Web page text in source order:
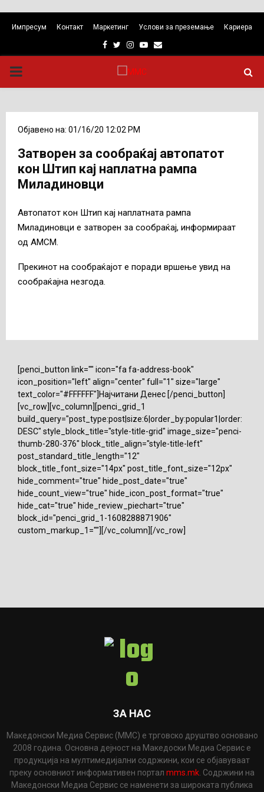
Импресум Контакт Маркетинг Услови за преземање Кариера
Facebook
TwitterInstagram
Youtube
Email
PRIMARY
Објавено на: 01/16/20 12:02 PM
Затворен за сообраќај автопатот
кон Штип кај наплатна рампа
Миладиновци
Автопатот кон Штип кај наплатната рампа
Миладиновци е затворен за сообраќај, информираат
од АМСМ.
Прекинот на сообраќајот е поради вршење увид на
сообраќајна незгода.
[penci_button link="" icon="fa fa-address-book"
icon_position="left" align="center" full="1" size="large"
text_color="#FFFFFF"]Најчитани Денес [/penci_button]
[vc_row][vc_column][penci_grid_1
build_query="post_type:post|size:6|order_by:popular1|order:
DESC" style_block_title="style-title-grid" image_size="penci-
thumb-280-376" block_title_align="style-title-left"
post_standard_title_length="12"
block_title_font_size="14px" post_title_font_size="12px"
hide_comment="true" hide_post_date="true"
hide_count_view="true" hide_icon_post_format="true"
hide_cat="true" hide_review_piechart="true"
block_id="penci_grid_1-1608288871906"
custom_markup_1=""][/vc_column][/vc_row]
ЗА НАС
Македонски Медиа Сервис (ММС) е трговско друштво основано
2008 година. Основна дејност на Македоски Медиа Сервис е
продукција на мултимедијални содржини, кои се објавуваат
преку основниот информативен портал mms.mk . Содржини на
Македонски Медиа Сервис се наменети за широката публика